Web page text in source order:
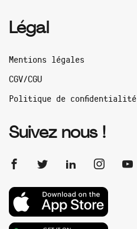
Légal
Mentions légales
CGV/CGU
Politique de confidentialité
Suivez nous !